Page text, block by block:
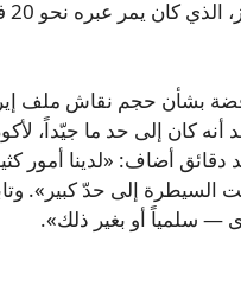
بشأن حجم نقاش ملف
كان إلى حد ما جيّداً،
أضاف: «لدينا أمور
السيطرة إلى حدّ كبير».
— سلمياً أو بغير ذلك».